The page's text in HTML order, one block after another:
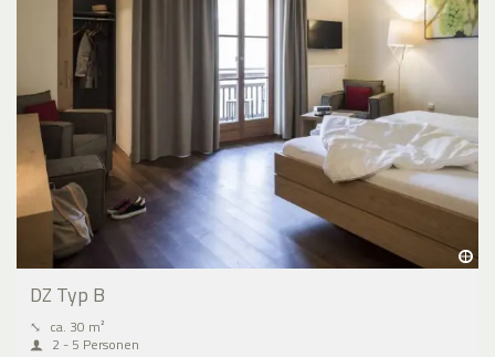
DZ Typ B
⤡ ca. 30 m²
2 - 5 Personen